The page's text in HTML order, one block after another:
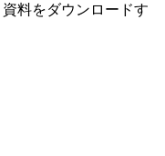
資料をダウンロードす